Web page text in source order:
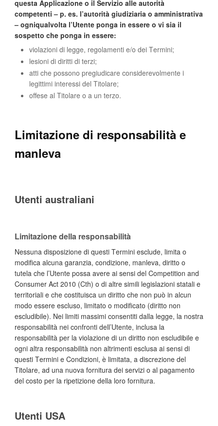
questa Applicazione o il Servizio alle autorità
competenti – p. es. l’autorità giudiziaria o amministrativa
– ogniqualvolta l’Utente ponga in essere o vi sia il
sospetto che ponga in essere:
violazioni di legge, regolamenti e/o dei Termini;
lesioni di diritti di terzi;
atti che possono pregiudicare considerevolmente i
legittimi interessi del Titolare;
offese al Titolare o a un terzo.
Limitazione di responsabilità e
manleva
Utenti australiani
Limitazione della responsabilità
Nessuna disposizione di questi Termini esclude, limita o
modifica alcuna garanzia, condizione, manleva, diritto o
tutela che l’Utente possa avere ai sensi del Competition and
Consumer Act 2010 (Cth) o di altre simili legislazioni statali e
territoriali e che costituisca un diritto che non può in alcun
modo essere escluso, limitato o modificato (diritto non
escludibile). Nei limiti massimi consentiti dalla legge, la nostra
responsabilità nei confronti dell’Utente, inclusa la
responsabilità per la violazione di un diritto non escludibile e
ogni altra responsabilità non altrimenti esclusa ai sensi di
questi Termini e Condizioni, è limitata, a discrezione del
Titolare, ad una nuova fornitura dei servizi o al pagamento
del costo per la ripetizione della loro fornitura.
Utenti USA